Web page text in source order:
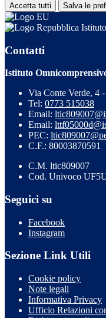
Accetta tutti Salva le
Contatti
Istituto
Via Conte Verde, 4
Tel: 0773 515038
Email:
Email:
PEC:
C.F.: 80003870591
C.M. ltic809007
Cod. Univoco
Seguici su
Facebook
Instagram
Sezione Link Utili
Cookie policy
Note legali
Informativa Privacy
Ufficio Relazioni